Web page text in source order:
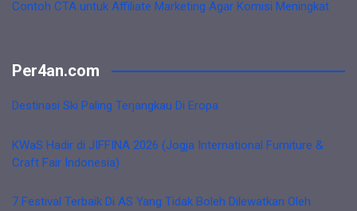
Contoh CTA untuk Affiliate Marketing Agar Komisi Meningkat
Per4an.com
Destinasi Ski Paling Terjangkau Di Eropa
KWaS Hadir di JIFFINA 2026 (Jogja International Furniture &
Craft Fair Indonesia)
7 Festival Terbaik Di AS Yang Tidak Boleh Dilewatkan Oleh